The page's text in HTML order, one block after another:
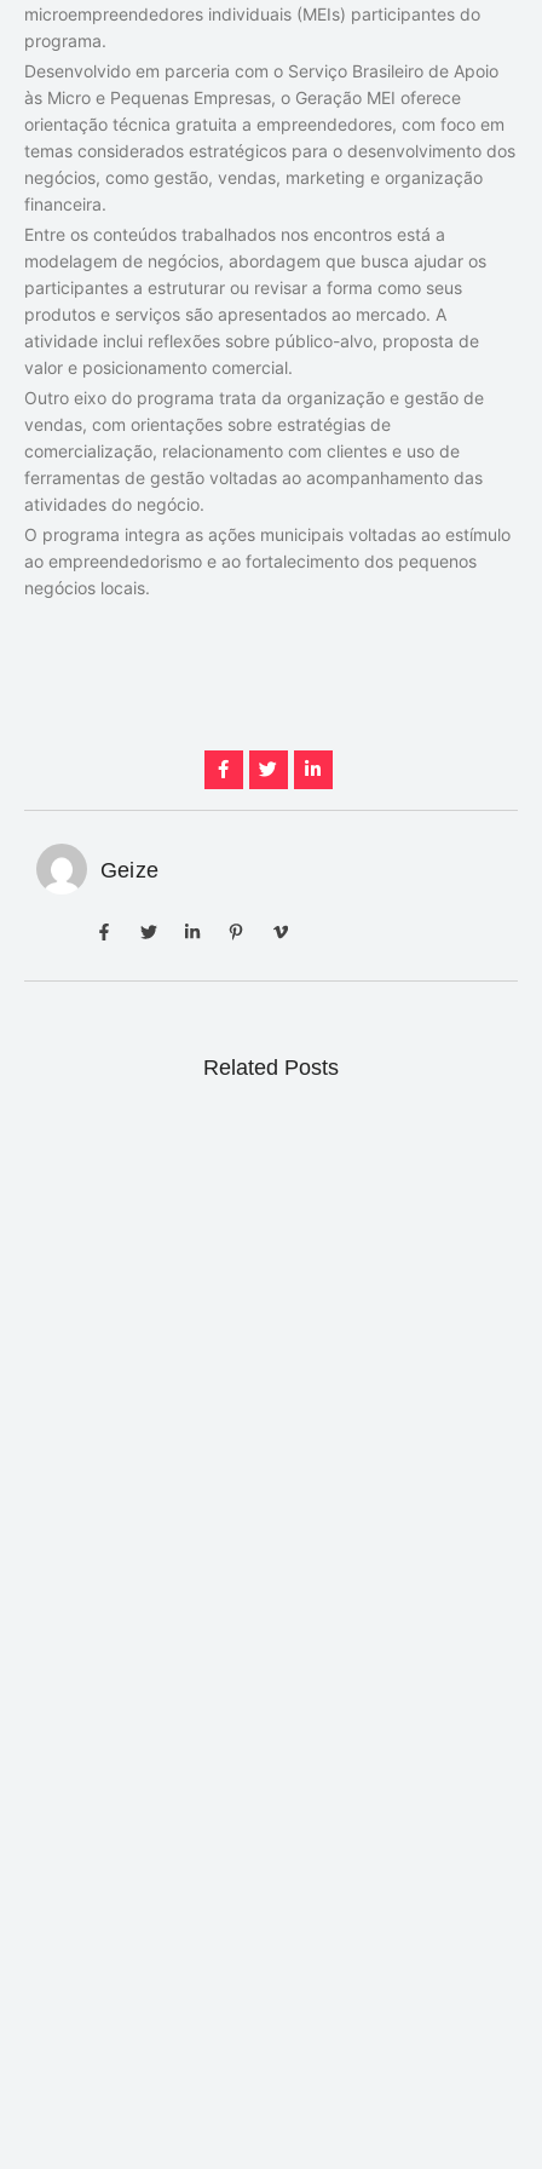
microempreendedores individuais (MEIs) participantes do
programa.
Desenvolvido em parceria com o Serviço Brasileiro de Apoio
às Micro e Pequenas Empresas, o Geração MEI oferece
orientação técnica gratuita a empreendedores, com foco em
temas considerados estratégicos para o desenvolvimento dos
negócios, como gestão, vendas, marketing e organização
financeira.
Entre os conteúdos trabalhados nos encontros está a
modelagem de negócios, abordagem que busca ajudar os
participantes a estruturar ou revisar a forma como seus
produtos e serviços são apresentados ao mercado. A
atividade inclui reflexões sobre público-alvo, proposta de
valor e posicionamento comercial.
Outro eixo do programa trata da organização e gestão de
vendas, com orientações sobre estratégias de
comercialização, relacionamento com clientes e uso de
ferramentas de gestão voltadas ao acompanhamento das
atividades do negócio.
O programa integra as ações municipais voltadas ao estímulo
ao empreendedorismo e ao fortalecimento dos pequenos
negócios locais.
Geize
Related Posts